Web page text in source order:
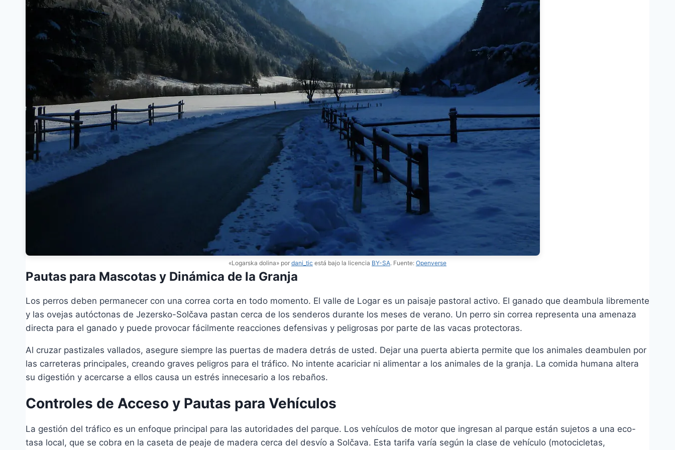
«Logarska dolina» por dani_tic está bajo la licencia BY-SA. Fuente: Openverse
Pautas para Mascotas y Dinámica de la Granja
Los perros deben permanecer con una correa corta en todo momento. El valle de Logar es un paisaje pastoral activo. El ganado que deambula libremente
y las ovejas autóctonas de Jezersko-Solčava pastan cerca de los senderos durante los meses de verano. Un perro sin correa representa una amenaza
directa para el ganado y puede provocar fácilmente reacciones defensivas y peligrosas por parte de las vacas protectoras.
Al cruzar pastizales vallados, asegure siempre las puertas de madera detrás de usted. Dejar una puerta abierta permite que los animales deambulen por
las carreteras principales, creando graves peligros para el tráfico. No intente acariciar ni alimentar a los animales de la granja. La comida humana altera
su digestión y acercarse a ellos causa un estrés innecesario a los rebaños.
Controles de Acceso y Pautas para Vehículos
La gestión del tráfico es un enfoque principal para las autoridades del parque. Los vehículos de motor que ingresan al parque están sujetos a una eco-
tasa local, que se cobra en la caseta de peaje de madera cerca del desvío a Solčava. Esta tarifa varía según la clase de vehículo (motocicletas,